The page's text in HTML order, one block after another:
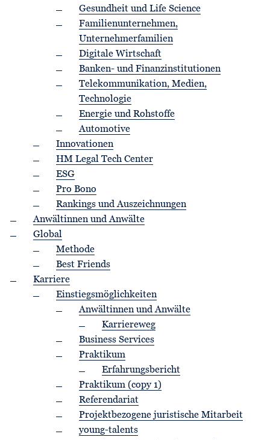
Gesundheit und Life Science
Familienunternehmen,
Unternehmerfamilien
Digitale Wirtschaft
Banken- und Finanzinstitutionen
Telekommunikation, Medien,
Technologie
Energie und Rohstoffe
Automotive
Innovationen
HM Legal Tech Center
ESG
Pro Bono
Rankings und Auszeichnungen
Anwältinnen und Anwälte
Global
Methode
Best Friends
Karriere
Einstiegsmöglichkeiten
Anwältinnen und Anwälte
Karriereweg
Business Services
Praktikum
Erfahrungsbericht
Praktikum (copy 1)
Referendariat
Projektbezogene juristische Mitarbeit
young-talents